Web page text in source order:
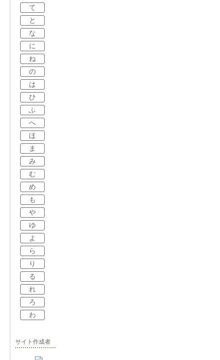
て
と
な
に
ね
の
は
ひ
ふ
へ
ほ
ま
み
む
め
も
や
ゆ
よ
ら
り
る
れ
ろ
わ
サイト作成者